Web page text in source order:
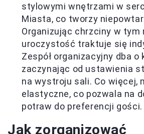
stylowymi wnętrzami w
Miasta, co tworzy
Organizując chrzciny w tym
uroczystość traktuje się
Zespół organizacyjny dba o
zaczynając od ustawienia
na wystroju sali. Co więcej,
elastyczne, co pozwala na
potraw do preferencji gości.
Jak zorganizować